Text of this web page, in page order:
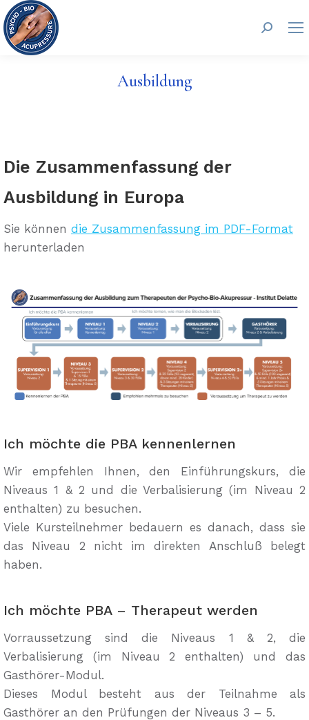
Search:
Ausbildung
Die Zusammenfassung der
Ausbildung in Europa
Sie können die Zusammenfassung im PDF-Format
herunterladen
Ich möchte die PBA kennenlernen
Wir empfehlen Ihnen, den Einführungskurs, die
Niveaus 1 & 2 und die Verbalisierung (im Niveau 2
enthalten) zu besuchen.
Viele Kursteilnehmer bedauern es danach, dass sie
das Niveau 2 nicht im direkten Anschluß belegt
haben.
Ich möchte PBA – Therapeut werden
Vorraussetzung sind die Niveaus 1 & 2, die
Verbalisierung (im Niveau 2 enthalten) und das
Gasthörer-Modul.
Dieses Modul besteht aus der Teilnahme als
Gasthörer an den Prüfungen der Niveaus 3 – 5.